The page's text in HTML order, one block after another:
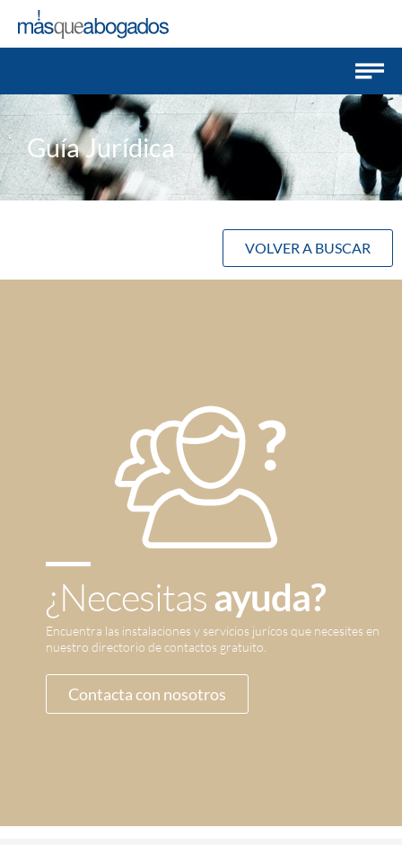
Guía Jurídica
VOLVER A BUSCAR
¿Necesitasayuda?
Encuentra las instalaciones y servicios jurícos que necesites en
nuestro directorio de contactos gratuito.
Contacta con nosotros